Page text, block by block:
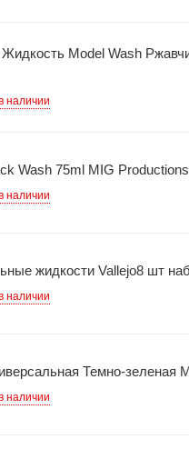
Model Wash
наличии
Wash 75ml MIG Productions
наличии
жидкости Vallejo8 шт
наличии
Темно-зеленая
наличии